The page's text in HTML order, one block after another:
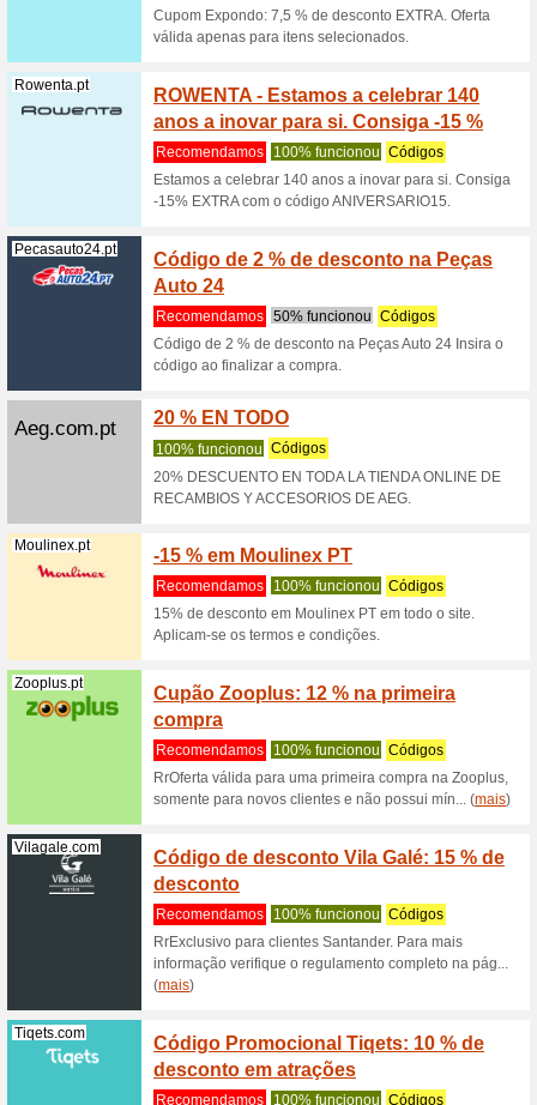
100%
Receba
código
Tenstickers.pt
na
Consiga
(mais)
Tenstickers.pt
Receba